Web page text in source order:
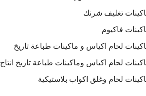
تغليف شرنك
فاكيوم
لحام اكياس و ماكينات طباعة تاريخ
لحام اكياس وماكينات طباعة تاريخ انتاج
لحام وغلق اكواب بلاستيكية